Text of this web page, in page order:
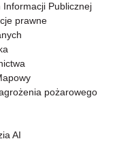
Informacji Publicznej
prawne
pożarowego
AI